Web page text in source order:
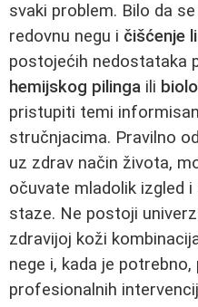
svaki problem. Bilo da
redovnu negu i čišćenje
postojećih nedostataka
hemijskog pilinga ili
pristupiti temi
stručnjacima. Pravilno
uz zdrav način života,
očuvate mladolik izgled
staze. Ne postoji
zdravijoj koži
nege i, kada je
profesionalnih